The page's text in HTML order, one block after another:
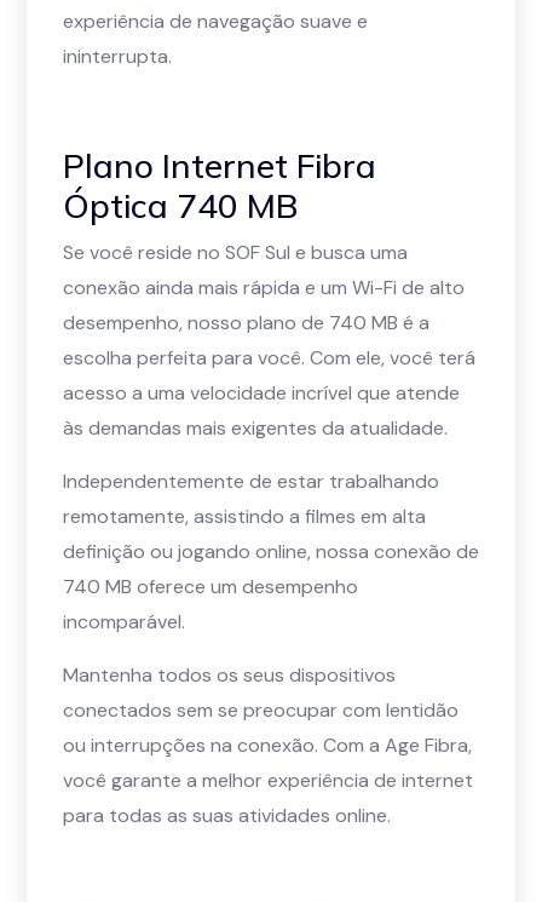
experiência de navegação suave e
ininterrupta.
Plano Internet Fibra
Óptica 740 MB
Se você reside no SOF Sul e busca uma
conexão ainda mais rápida e um Wi-Fi de alto
desempenho, nosso plano de 740 MB é a
escolha perfeita para você. Com ele, você terá
acesso a uma velocidade incrível que atende
às demandas mais exigentes da atualidade.
Independentemente de estar trabalhando
remotamente, assistindo a filmes em alta
definição ou jogando online, nossa conexão de
740 MB oferece um desempenho
incomparável.
Mantenha todos os seus dispositivos
conectados sem se preocupar com lentidão
ou interrupções na conexão. Com a Age Fibra,
você garante a melhor experiência de internet
para todas as suas atividades online.